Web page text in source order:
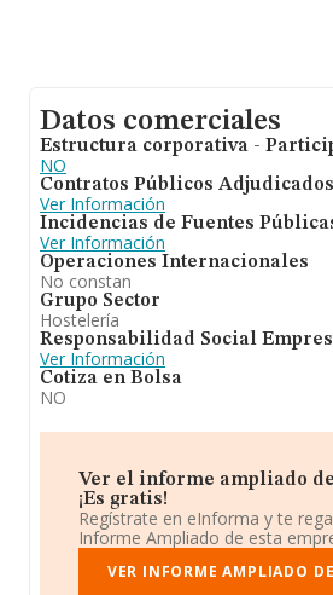
Datos comerciales
Estructura corporativa -
NO
Contratos Públicos Adjudicados
Ver Información
Incidencias de Fuentes
Ver Información
Operaciones Internacionales
No constan
Grupo Sector
Hostelería
Responsabilidad Social
Ver Información
Cotiza en Bolsa
NO
Ver el informe ampliado de
¡Es gratis!
Regístrate en eInforma y te
Informe Ampliado de esta
VER INFORME AMPLIADO